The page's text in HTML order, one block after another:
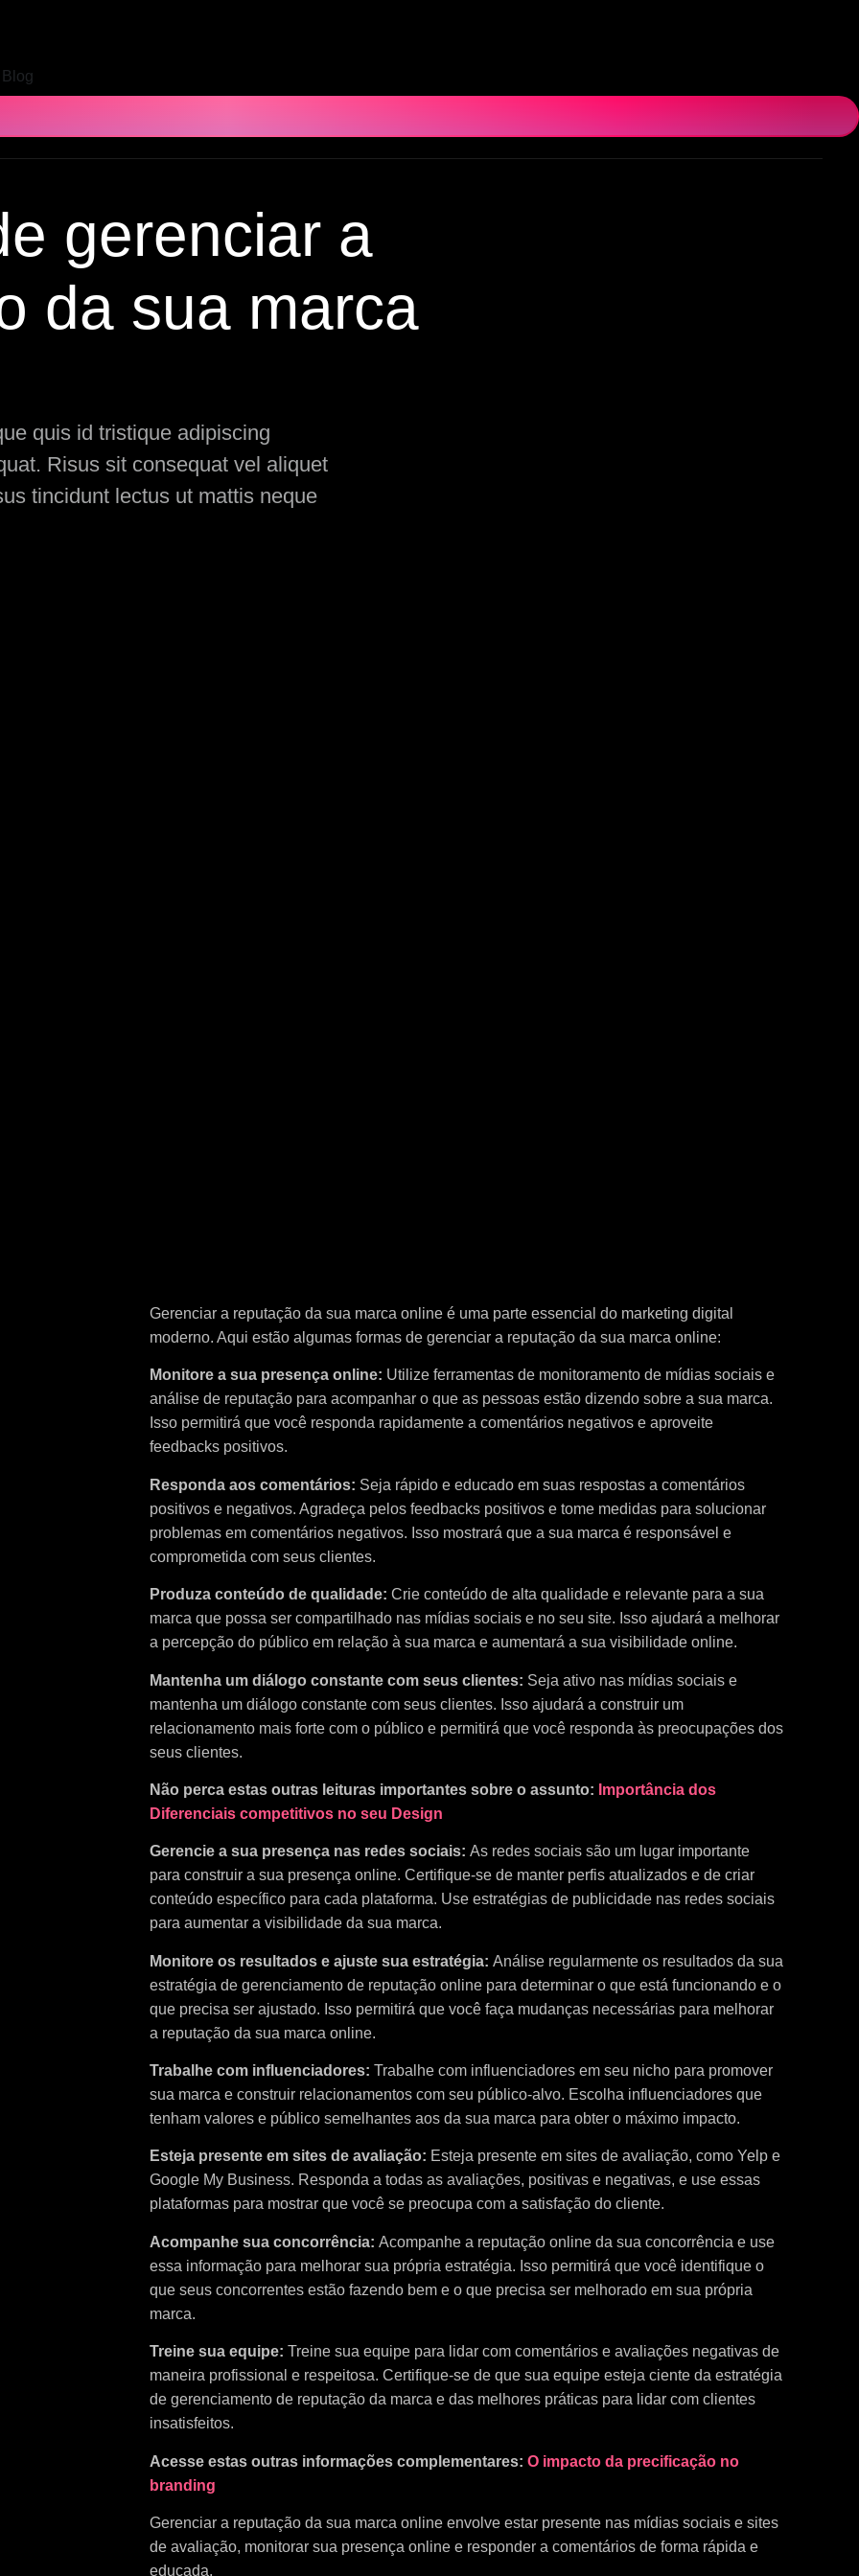
Blog
gerenciar a
da sua marca
quis id tristique adipiscing
Risus sit consequat vel aliquet
tincidunt lectus ut mattis neque
Gerenciar a reputação da sua marca online é uma parte essencial do marketing digital
moderno. Aqui estão algumas formas de gerenciar a reputação da sua marca online:
Monitore a sua presença online: Utilize ferramentas de monitoramento de mídias sociais e
análise de reputação para acompanhar o que as pessoas estão dizendo sobre a sua marca.
Isso permitirá que você responda rapidamente a comentários negativos e aproveite
feedbacks positivos.
Responda aos comentários: Seja rápido e educado em suas respostas a comentários
positivos e negativos. Agradeça pelos feedbacks positivos e tome medidas para solucionar
problemas em comentários negativos. Isso mostrará que a sua marca é responsável e
comprometida com seus clientes.
Produza conteúdo de qualidade: Crie conteúdo de alta qualidade e relevante para a sua
marca que possa ser compartilhado nas mídias sociais e no seu site. Isso ajudará a melhorar
a percepção do público em relação à sua marca e aumentará a sua visibilidade online.
Mantenha um diálogo constante com seus clientes: Seja ativo nas mídias sociais e
mantenha um diálogo constante com seus clientes. Isso ajudará a construir um
relacionamento mais forte com o público e permitirá que você responda às preocupações dos
seus clientes.
Não perca estas outras leituras importantes sobre o assunto: Importância dos
Diferenciais competitivos no seu Design
Gerencie a sua presença nas redes sociais: As redes sociais são um lugar importante
para construir a sua presença online. Certifique-se de manter perfis atualizados e de criar
conteúdo específico para cada plataforma. Use estratégias de publicidade nas redes sociais
para aumentar a visibilidade da sua marca.
Monitore os resultados e ajuste sua estratégia: Análise regularmente os resultados da sua
estratégia de gerenciamento de reputação online para determinar o que está funcionando e o
que precisa ser ajustado. Isso permitirá que você faça mudanças necessárias para melhorar
a reputação da sua marca online.
Trabalhe com influenciadores: Trabalhe com influenciadores em seu nicho para promover
sua marca e construir relacionamentos com seu público-alvo. Escolha influenciadores que
tenham valores e público semelhantes aos da sua marca para obter o máximo impacto.
Esteja presente em sites de avaliação: Esteja presente em sites de avaliação, como Yelp e
Google My Business. Responda a todas as avaliações, positivas e negativas, e use essas
plataformas para mostrar que você se preocupa com a satisfação do cliente.
Acompanhe sua concorrência: Acompanhe a reputação online da sua concorrência e use
essa informação para melhorar sua própria estratégia. Isso permitirá que você identifique o
que seus concorrentes estão fazendo bem e o que precisa ser melhorado em sua própria
marca.
Treine sua equipe: Treine sua equipe para lidar com comentários e avaliações negativas de
maneira profissional e respeitosa. Certifique-se de que sua equipe esteja ciente da estratégia
de gerenciamento de reputação da marca e das melhores práticas para lidar com clientes
insatisfeitos.
Acesse estas outras informações complementares: O impacto da precificação no
branding
Gerenciar a reputação da sua marca online envolve estar presente nas mídias sociais e sites
de avaliação, monitorar sua presença online e responder a comentários de forma rápida e
educada.